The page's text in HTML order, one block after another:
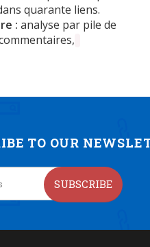
quarante liens.
: analyse par pile de
TO OUR
SUBSCRIBE